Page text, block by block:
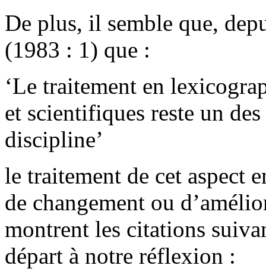
De plus, il semble que,
(1983 : 1) que :
‘Le traitement en
et scientifiques reste un
discipline’
le traitement de cet aspect
de changement ou
montrent les citations
départ à notre réflexion :